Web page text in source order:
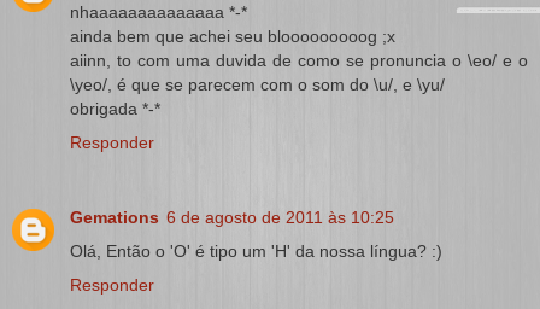
nhaaaaaaaaaaaaaa *-*
ainda bem que achei seu blooooooooog ;x
aiinn, to com uma duvida de como se pronuncia o \eo/ e o
\yeo/, é que se parecem com o som do \u/, e \yu/
obrigada *-*
Responder
Gemations 6 de agosto de 2011 às 10:25
Olá, Então o 'O' é tipo um 'H' da nossa língua? :)
Responder